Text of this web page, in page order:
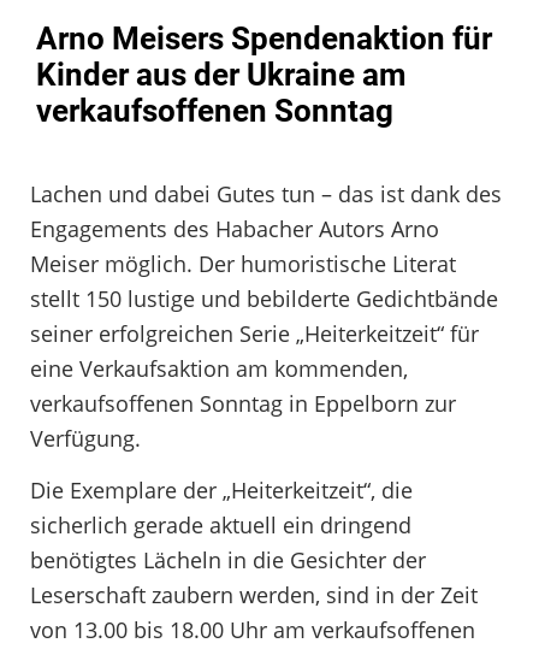
Arno Meisers Spendenaktion für
Kinder aus der Ukraine am
verkaufsoffenen Sonntag
Lachen und dabei Gutes tun – das ist dank des
Engagements des Habacher Autors Arno
Meiser möglich. Der humoristische Literat
stellt 150 lustige und bebilderte Gedichtbände
seiner erfolgreichen Serie „Heiterkeitzeit“ für
eine Verkaufsaktion am kommenden,
verkaufsoffenen Sonntag in Eppelborn zur
Verfügung.
Die Exemplare der „Heiterkeitzeit“, die
sicherlich gerade aktuell ein dringend
benötigtes Lächeln in die Gesichter der
Leserschaft zaubern werden, sind in der Zeit
von 13.00 bis 18.00 Uhr am verkaufsoffenen